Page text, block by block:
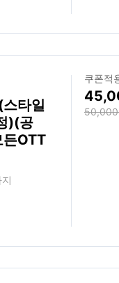
타일
)(공
OTT
쿠폰적
50,000